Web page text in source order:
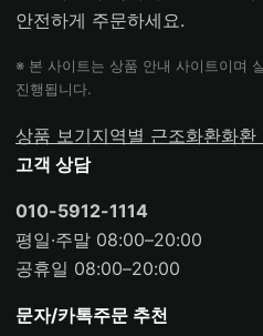
안전하게 주문하세요.
※ 본 사이트는 상품 안내 사이트이며
진행됩니다.
상품 보기지역별 근조화환화환
고객 상담
010-5912-1114
평일·주말 08:00–20:00
공휴일 08:00–20:00
문자/카톡주문 추천